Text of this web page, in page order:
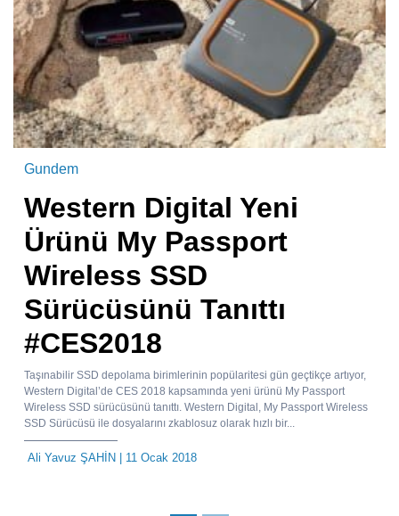
Gundem
Western Digital Yeni
Ürünü My Passport
Wireless SSD
Sürücüsünü Tanıttı
#CES2018
Taşınabilir SSD depolama birimlerinin popülaritesi gün geçtikçe artıyor,
Western Digital’de CES 2018 kapsamında yeni ürünü My Passport
Wireless SSD sürücüsünü tanıttı. Western Digital, My Passport Wireless
SSD Sürücüsü ile dosyalarını zkablosuz olarak hızlı bir...
Ali Yavuz ŞAHİN | 11 Ocak 2018